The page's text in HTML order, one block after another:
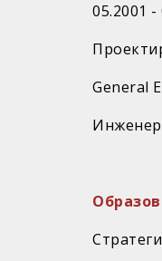
05.​2001 -
General
Инженер